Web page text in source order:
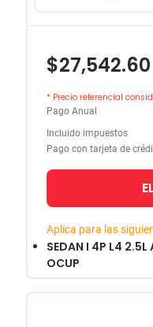
$27,542.60
* Precio referencial
Pago Anual
Incluido impuestos
Pago con tarjeta de
Aplica para las
SEDAN I 4P L4 2.5L
OCUP